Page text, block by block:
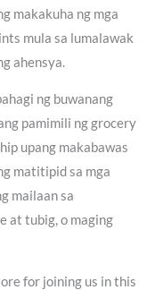
makakuha ng mga
mula sa lumalawak
ahensya.
ng buwanang
pamimili ng grocery
upang makabawas
matitipid sa mga
mailaan sa
at tubig, o maging
for joining us in this